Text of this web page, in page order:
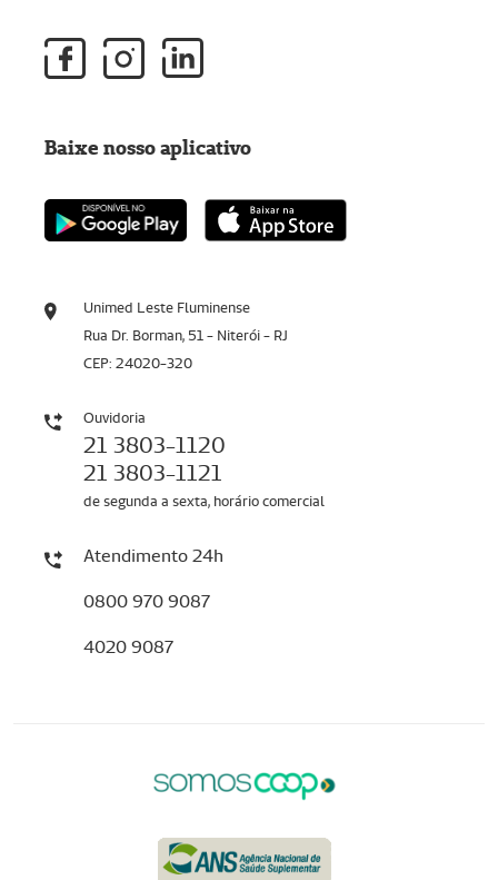
Unimed Leste Fluminense
Rua Dr. Borman, 51 - Niterói - RJ
CEP: 24020-320
Ouvidoria
21 3803-1120
21 3803-1121
de segunda a sexta, horário comercial
Atendimento 24h
0800 970 9087
4020 9087
Baixe nosso aplicativo